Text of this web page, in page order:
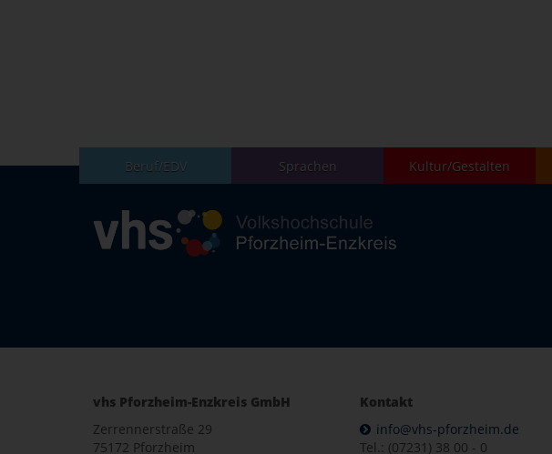
Beruf/EDV Sprachen Kultur/Gestalten
vhs Pforzheim-Enzkreis GmbH
Zerrennerstraße 29
75172 Pforzheim
Kontakt
info@vhs-pforzheim.de
Tel.: (07231) 38 00 - 0